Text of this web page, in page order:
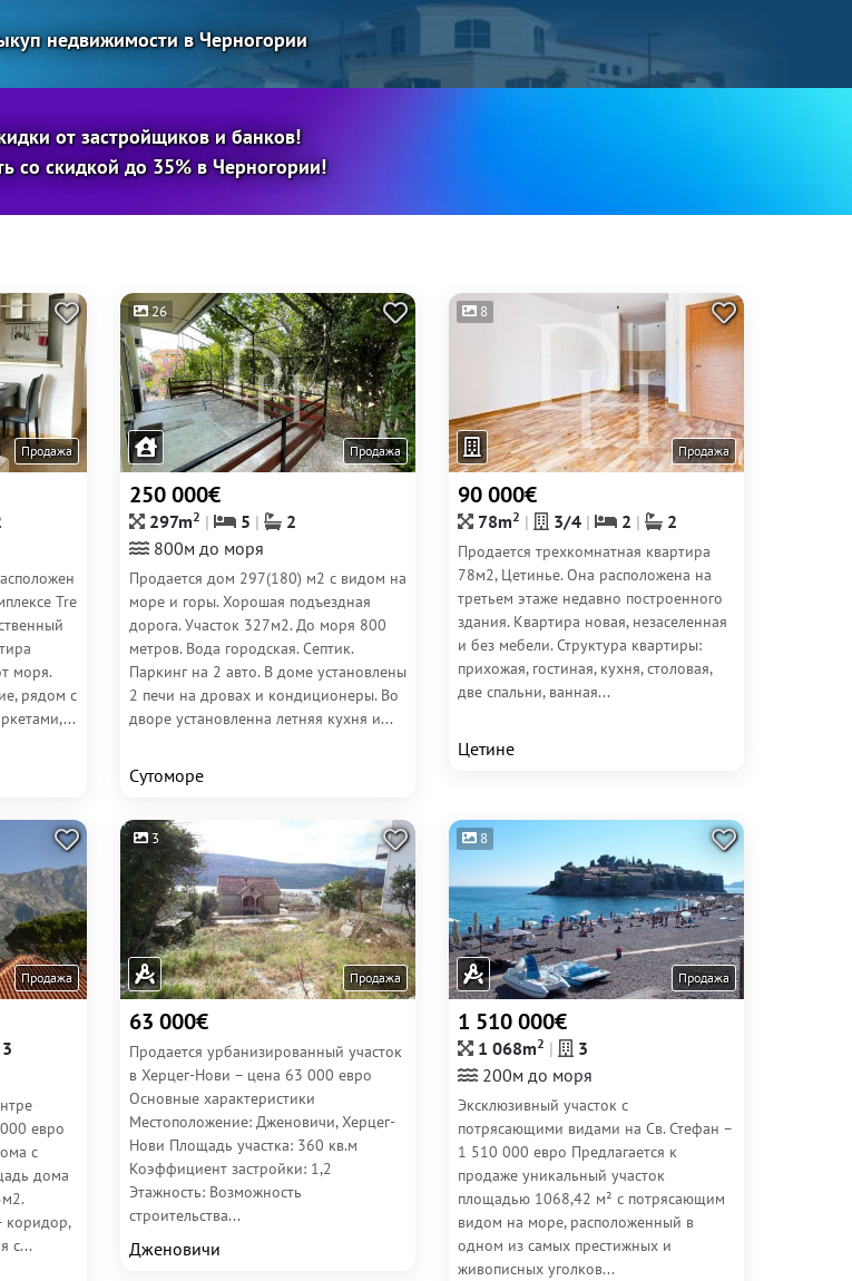
недвижимости в Черногории
от застройщиков и банков!
со скидкой до 35% в Черногории!
Продажа
Tre
моря.
рядом с
26
Продажа
250 000€
297m2 5
2
800м до моря
Продается дом 297(180) м2 с видом на
море и горы. Хорошая подъездная
дорога. Участок 327м2. До моря 800
метров. Вода городская. Септик.
Паркинг на 2 авто. В доме установлены
2 печи на дровах и кондиционеры. Во
дворе установленна летняя кухня и...
Сутоморе
8
Продажа
90 000€
78m2 3/4 2 2
Продается трехкомнатная квартира
78м2, Цетинье. Она расположена на
третьем этаже недавно построенного
здания. Квартира новая, незаселенная
и без мебели. Структура квартиры:
прихожая, гостиная, кухня, столовая,
две спальни, ванная...
Цетине
Продажа
3
евро
с
дома
коридор,
с...
3
Продажа
63 000€
Продается урбанизированный участок
в Херцег-Нови – цена 63 000 евро
Основные характеристики
Местоположение: Дженовичи, Херцег-
Нови Площадь участка: 360 кв.м
Коэффициент застройки: 1,2
Этажность: Возможность
строительства...
Дженовичи
8
Продажа
1 510 000€
1 068m2
3
200м до моря
Эксклюзивный участок с
потрясающими видами на Св. Стефан –
1 510 000 евро Предлагается к
продаже уникальный участок
площадью 1068,42 м² с потрясающим
видом на море, расположенный в
одном из самых престижных и
живописных уголков...